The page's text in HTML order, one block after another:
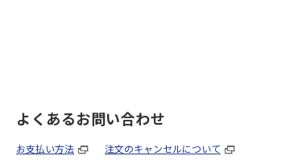
よくあるお問い合わせ
お支払い方法 注文のキャンセルについて